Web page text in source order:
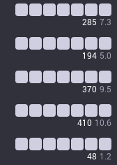
285 7.3
194 5.0
370 9.5
410 10.6
48 1.2